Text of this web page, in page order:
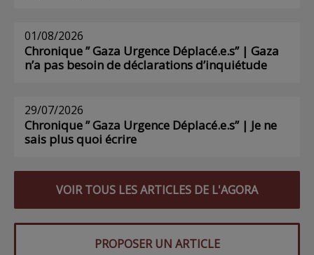
01/08/2026
Chronique ” Gaza Urgence Déplacé.e.s” | Gaza
n’a pas besoin de déclarations d’inquiétude
29/07/2026
Chronique ” Gaza Urgence Déplacé.e.s” | Je ne
sais plus quoi écrire
VOIR TOUS LES ARTICLES DE L'AGORA
PROPOSER UN ARTICLE